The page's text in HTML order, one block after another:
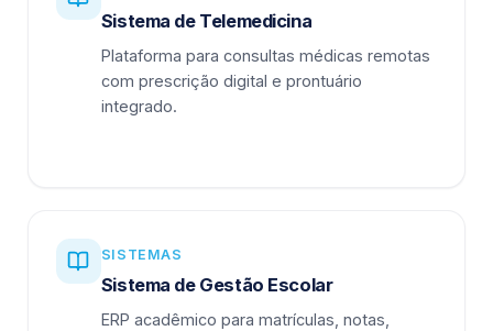
Sistema de Telemedicina
Plataforma para consultas médicas remotas
com prescrição digital e prontuário
integrado.
SISTEMAS
Sistema de Gestão Escolar
ERP acadêmico para matrículas, notas,